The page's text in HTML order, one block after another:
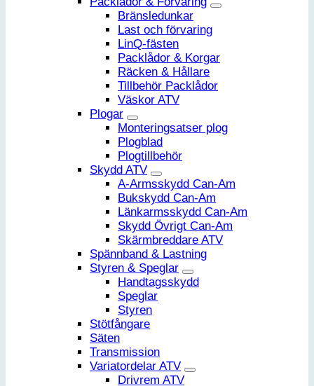
Bränsledunkar
Last och förvaring
LinQ-fästen
Packlådor & Korgar
Räcken & Hållare
Tillbehör Packlådor
Väskor ATV
Plogar
Monteringsatser plog
Plogblad
Plogtillbehör
Skydd ATV
A-Armsskydd Can-Am
Bukskydd Can-Am
Länkarmsskydd Can-Am
Skydd Övrigt Can-Am
Skärmbreddare ATV
Spännband & Lastning
Styren & Speglar
Handtagsskydd
Speglar
Styren
Stötfångare
Säten
Transmission
Variatordelar ATV
Drivrem ATV